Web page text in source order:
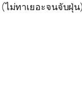
ม่ทาเยอะจนจับฝุ่น)